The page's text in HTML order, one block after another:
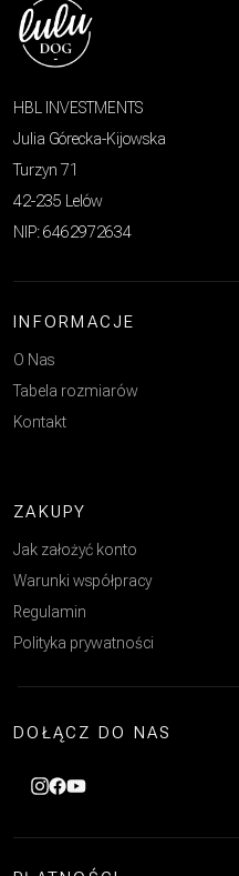
HBL INVESTMENTS
Julia Górecka-Kijowska
Turzyn 71
42-235 Lelów
NIP: 6462972634
INFORMACJE
O Nas
Tabela rozmiarów
Kontakt
ZAKUPY
Jak założyć konto
Warunki współpracy
Regulamin
Polityka prywatności
DOŁĄCZ DO NAS